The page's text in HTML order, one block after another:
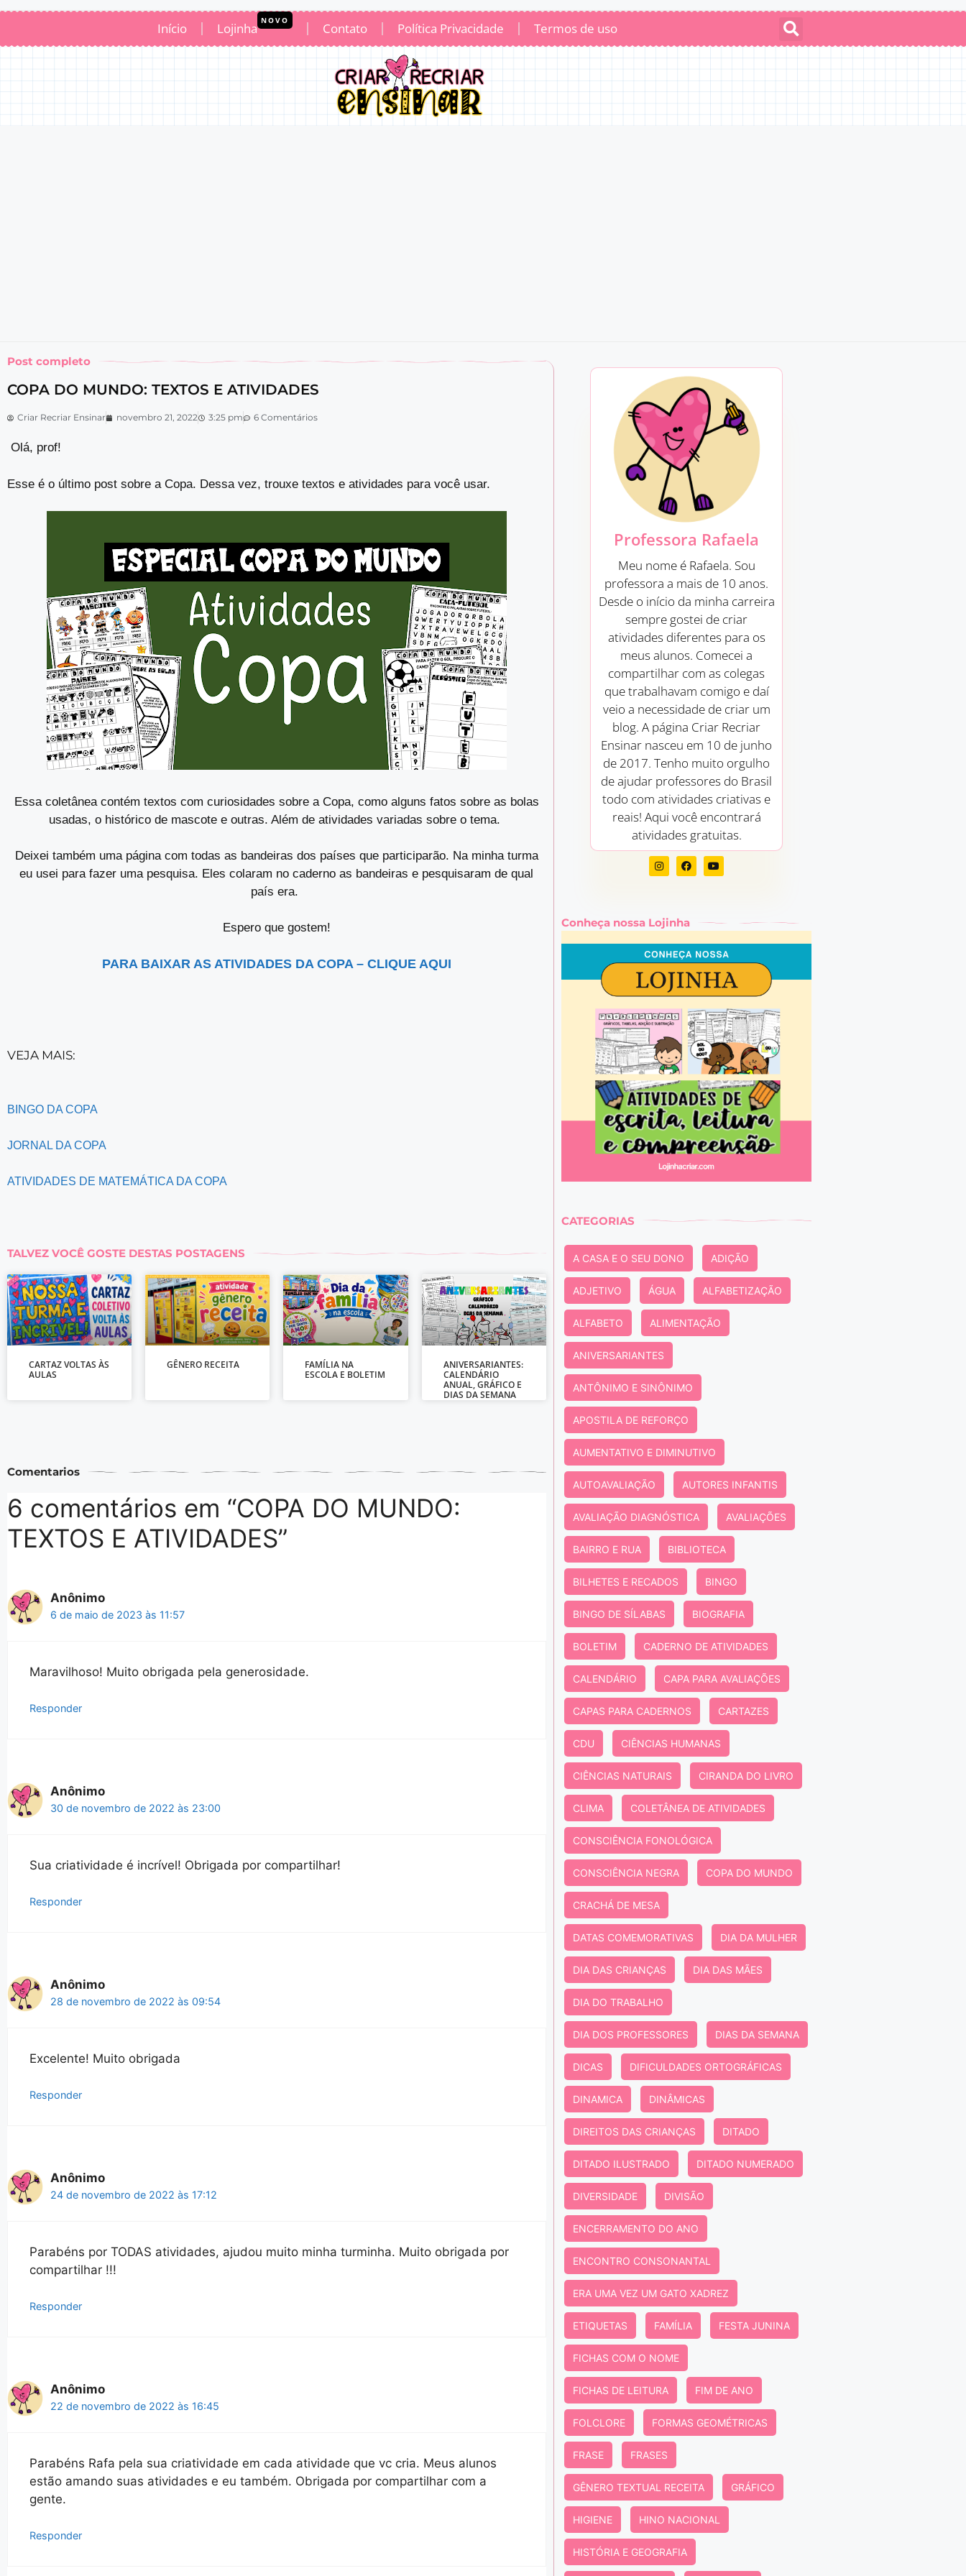
Início Lojinha NOVO Contato Política Privacidade Termos de uso
Post completo
COPA DO MUNDO: TEXTOS E ATIVIDADES
Criar Recriar Ensinar novembro 21, 2022 3:25 pm 6 Comentários
Olá, prof!
Esse é o último post sobre a Copa. Dessa vez, trouxe textos e atividades para você usar.
Essa coletânea contém textos com curiosidades sobre a Copa, como alguns fatos sobre as bolas
usadas, o histórico de mascote e outras. Além de atividades variadas sobre o tema.
Deixei também uma página com todas as bandeiras dos países que participarão. Na minha turma
eu usei para fazer uma pesquisa. Eles colaram no caderno as bandeiras e pesquisaram de qual
país era.
Espero que gostem!
PARA BAIXAR AS ATIVIDADES DA COPA – CLIQUE AQUI
VEJA MAIS:
BINGO DA COPA
JORNAL DA COPA
ATIVIDADES DE MATEMÁTICA DA COPA
TALVEZ VOCÊ GOSTE DESTAS POSTAGENS
CARTAZ VOLTAS ÀS
AULAS
GÊNERO RECEITA
FAMÍLIA NA
ESCOLA E BOLETIM
ANIVERSARIANTES:
CALENDÁRIO
ANUAL, GRÁFICO E
DIAS DA SEMANA
Comentarios
6 comentários em “COPA DO MUNDO:
TEXTOS E ATIVIDADES”
Anônimo
6 de maio de 2023 às 11:57
Maravilhoso! Muito obrigada pela generosidade.
Responder
Anônimo
30 de novembro de 2022 às 23:00
Sua criatividade é incrível! Obrigada por compartilhar!
Responder
Anônimo
28 de novembro de 2022 às 09:54
Excelente! Muito obrigada
Responder
Anônimo
24 de novembro de 2022 às 17:12
Parabéns por TODAS atividades, ajudou muito minha turminha. Muito obrigada por
compartilhar !!!
Responder
Anônimo
22 de novembro de 2022 às 16:45
Parabéns Rafa pela sua criatividade em cada atividade que vc cria. Meus alunos
estão amando suas atividades e eu também. Obrigada por compartilhar com a
gente.
Responder
Professora Rafaela
Meu nome é Rafaela. Sou
professora a mais de 10 anos.
Desde o início da minha carreira
sempre gostei de criar
atividades diferentes para os
meus alunos. Comecei a
compartilhar com as colegas
que trabalhavam comigo e daí
veio a necessidade de criar um
blog. A página Criar Recriar
Ensinar nasceu em 10 de junho
de 2017. Tenho muito orgulho
de ajudar professores do Brasil
todo com atividades criativas e
reais! Aqui você encontrará
atividades gratuitas.
Conheça nossa Lojinha
CATEGORIAS
A CASA E O SEU DONO ADIÇÃO
ADJETIVO ÁGUA ALFABETIZAÇÃO
ALFABETO ALIMENTAÇÃO
ANIVERSARIANTES
ANTÔNIMO E SINÔNIMO
APOSTILA DE REFORÇO
AUMENTATIVO E DIMINUTIVO
AUTOAVALIAÇÃO AUTORES INFANTIS
AVALIAÇÃO DIAGNÓSTICA AVALIAÇÕES
BAIRRO E RUA BIBLIOTECA
BILHETES E RECADOS BINGO
BINGO DE SÍLABAS BIOGRAFIA
BOLETIM CADERNO DE ATIVIDADES
CALENDÁRIO CAPA PARA AVALIAÇÕES
CAPAS PARA CADERNOS CARTAZES
CDU CIÊNCIAS HUMANAS
CIÊNCIAS NATURAIS CIRANDA DO LIVRO
CLIMA COLETÂNEA DE ATIVIDADES
CONSCIÊNCIA FONOLÓGICA
CONSCIÊNCIA NEGRA COPA DO MUNDO
CRACHÁ DE MESA
DATAS COMEMORATIVAS DIA DA MULHER
DIA DAS CRIANÇAS DIA DAS MÃES
DIA DO TRABALHO
DIA DOS PROFESSORES DIAS DA SEMANA
DICAS DIFICULDADES ORTOGRÁFICAS
DINAMICA DINÂMICAS
DIREITOS DAS CRIANÇAS DITADO
DITADO ILUSTRADO DITADO NUMERADO
DIVERSIDADE DIVISÃO
ENCERRAMENTO DO ANO
ENCONTRO CONSONANTAL
ERA UMA VEZ UM GATO XADREZ
ETIQUETAS FAMÍLIA FESTA JUNINA
FICHAS COM O NOME
FICHAS DE LEITURA FIM DE ANO
FOLCLORE FORMAS GEOMÉTRICAS
FRASE FRASES
GÊNERO TEXTUAL RECEITA GRÁFICO
HIGIENE HINO NACIONAL
HISTÓRIA E GEOGRAFIA